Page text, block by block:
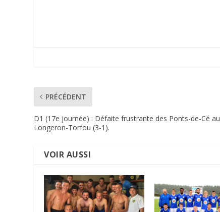
PRÉCÉDENT
D1 (17e journée) : Défaite frustrante des Ponts-de-Cé au
Longeron-Torfou (3-1).
VOIR AUSSI